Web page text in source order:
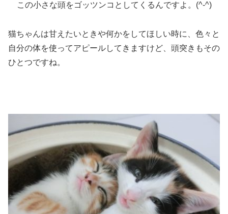
この小さな頭をゴッツンコとしてくるんですよ。(^-^)
猫ちゃんは甘えたいときや何かをしてほしい時に、色々と
自分の体を使ってアピールしてきますけど、頭突きもその
ひとつですね。